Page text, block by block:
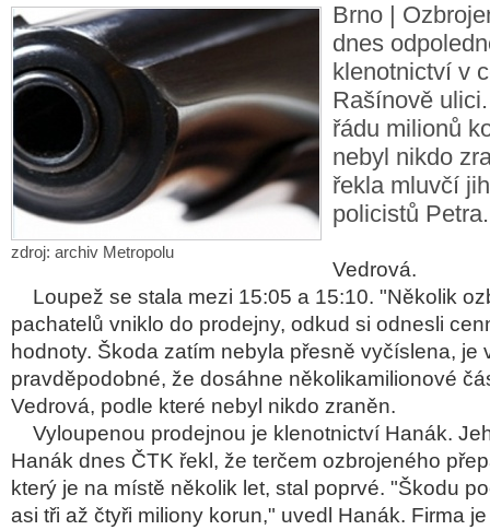
zdroj: archiv Metropolu
Brno |
dnes
klenotnictví v
Rašínově
řádu milionů
nebyl nikdo
řekla mluvčí
policistů
Vedrová.
Loupež se stala mezi 15:05 a 15:10. "Několik
pachatelů vniklo do prodejny, odkud si odnesli
hodnoty. Škoda zatím nebyla přesně vyčíslena, je
pravděpodobné, že dosáhne několikamilionové
Vedrová, podle které nebyl nikdo zraněn.
Vyloupenou prodejnou je klenotnictví Hanák.
Hanák dnes ČTK řekl, že terčem ozbrojeného
který je na místě několik let, stal poprvé. "Škodu
asi tři až čtyři miliony korun," uvedl Hanák. Firma